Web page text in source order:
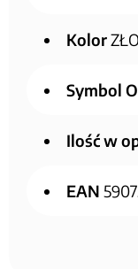
Kolor
Symbol
Ilość w
EAN